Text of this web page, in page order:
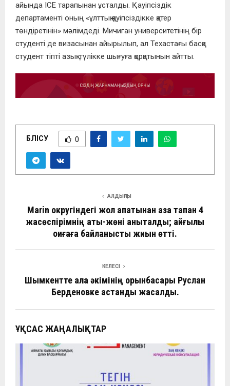
айында ICE тарапынан ұсталды. Қауіпсіздік
департаменті оның «ұлттық қауіпсіздікке қатер
төндіретінін» мәлімдеді. Мичиган университетінің бір
студенті де визасынан айырылып, ал Техастағы басқа
студент тіпті азық-түлікке шығуға қорқатынын айтты.
БӨЛІСУ 0
АЛДЫҢҒЫ
Marin округіндегі жол апатынан қаза тапқан 4
жасөспірімнің аты-жөні анықталды; қайғылы
оқиғаға байланысты жиын өтті.
КЕЛЕСІ
Шымкентте қала әкімінің орынбасары Руслан
Берденовке қастандық жасалды.
ҰҚСАС ЖАҢАЛЫҚТАР